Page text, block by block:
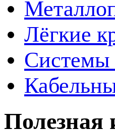
Лёгкие
Системы